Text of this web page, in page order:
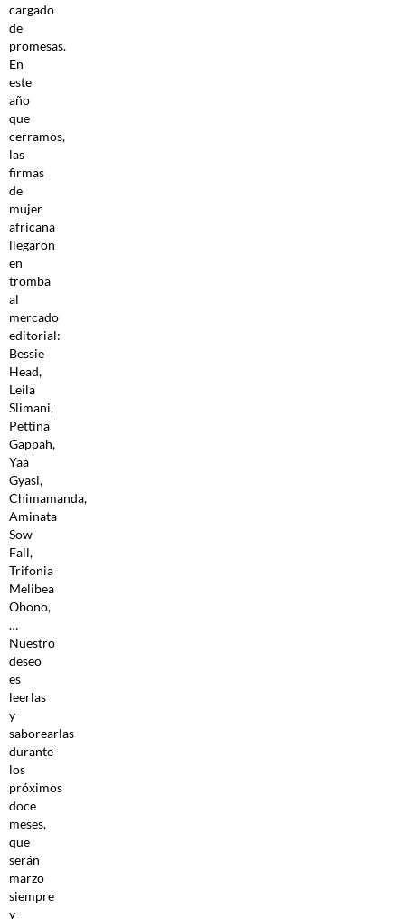
cargado
de
promesas.
En
este
año
que
cerramos,
las
firmas
de
mujer
africana
llegaron
en
tromba
al
mercado
editorial:
Bessie
Head,
Leila
Slimani,
Pettina
Gappah,
Yaa
Gyasi,
Chimamanda,
Aminata
Sow
Fall,
Trifonia
Melibea
Obono,
…
Nuestro
deseo
es
leerlas
y
saborearlas
durante
los
próximos
doce
meses,
que
serán
marzo
siempre
y